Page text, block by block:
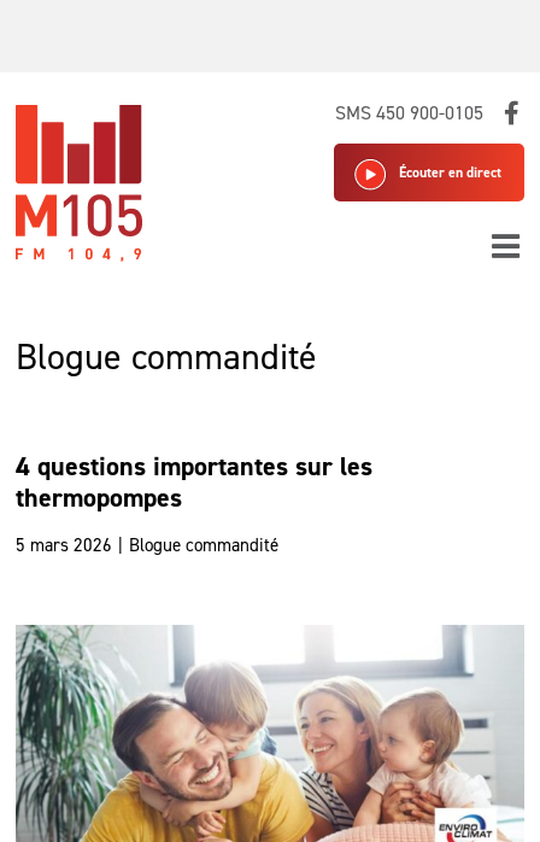
SMS 450 900-0105
Écouter en direct
Blogue commandité
4 questions importantes sur les
thermopompes
5 mars 2026 | Blogue commandité